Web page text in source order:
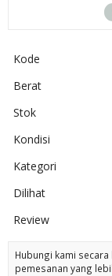
Kode
Berat
Stok
Kondisi
Kategori
Dilihat
Review
Hubungi kami
pemesanan yang